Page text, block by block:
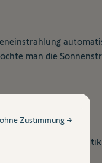
man die
jeweiligen
Zustimmung →